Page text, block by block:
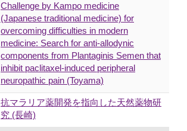
Challenge by Kampo medicine
(Japanese traditional medicine) for
overcoming difficulties in modern
medicine: Search for anti-allodynic
components from Plantaginis Semen that
inhibit paclitaxel-induced peripheral
neuropathic pain (Toyama)
抗マラリア薬開発を指向した天然薬物研
究 (長崎)